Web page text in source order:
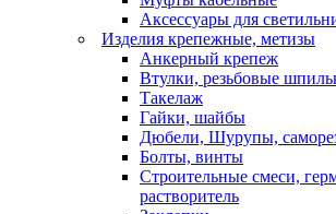
Аксессуары для
Изделия крепежные, метизы
Анкерный крепеж
Втулки, резьбовые
Такелаж
Гайки, шайбы
Дюбели, Шурупы,
Болты, винты
Строительные смеси,
растворитель